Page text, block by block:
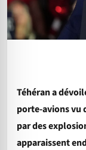
Téhéran a
porte-avions vu
par des
apparaissent